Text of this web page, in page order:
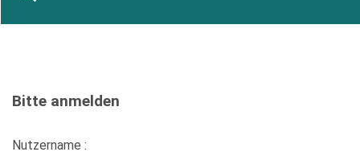
Bitte anmelden
Nutzername :